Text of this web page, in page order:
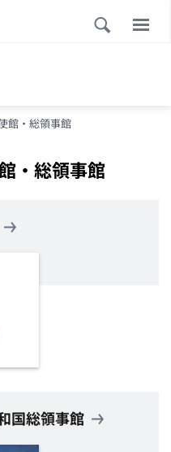
館・総領事館
・総領事館
国総領事館